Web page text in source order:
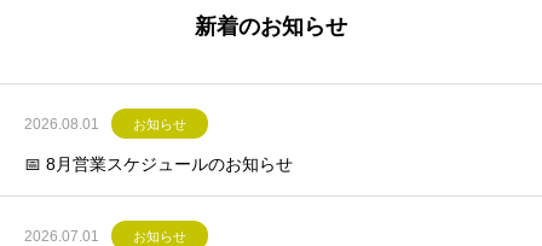
新着のお知らせ
2026.08.01 お知らせ
📅 8月営業スケジュールのお知らせ
2026.07.01 お知らせ